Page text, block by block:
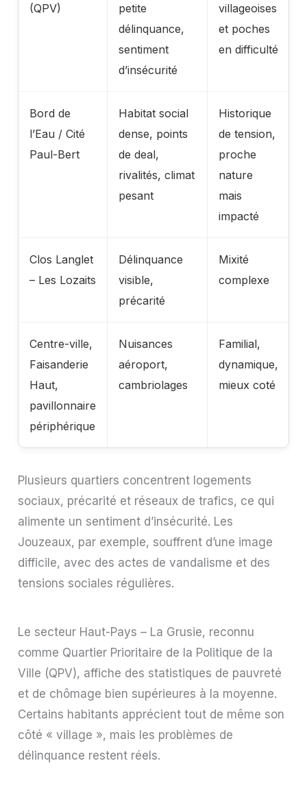
(QPV)
petite
délinquance,
sentiment
d’insécurité
villageoises
et poches
en difficulté
Bord de
l’Eau / Cité
Paul-Bert
Habitat social
dense, points
de deal,
rivalités, climat
pesant
Historique
de tension,
proche
nature
mais
impacté
Clos Langlet
– Les Lozaits
Délinquance
visible,
précarité
Mixité
complexe
Centre-ville,
Faisanderie
Haut,
pavillonnaire
périphérique
Nuisances
aéroport,
cambriolages
Familial,
dynamique,
mieux coté
Plusieurs quartiers concentrent logements
sociaux, précarité et réseaux de trafics, ce qui
alimente un sentiment d’insécurité. Les
Jouzeaux, par exemple, souffrent d’une image
difficile, avec des actes de vandalisme et des
tensions sociales régulières.
Le secteur Haut-Pays – La Grusie, reconnu
comme Quartier Prioritaire de la Politique de la
Ville (QPV), affiche des statistiques de pauvreté
et de chômage bien supérieures à la moyenne.
Certains habitants apprécient tout de même son
côté « village », mais les problèmes de
délinquance restent réels.